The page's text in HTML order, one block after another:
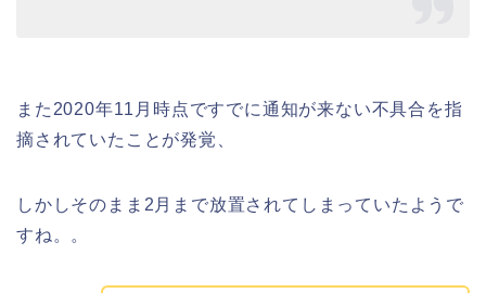
また2020年11月時点ですでに通知が来ない不具合を指
摘されていたことが発覚、
しかしそのまま2月まで放置されてしまっていたようで
すね。。